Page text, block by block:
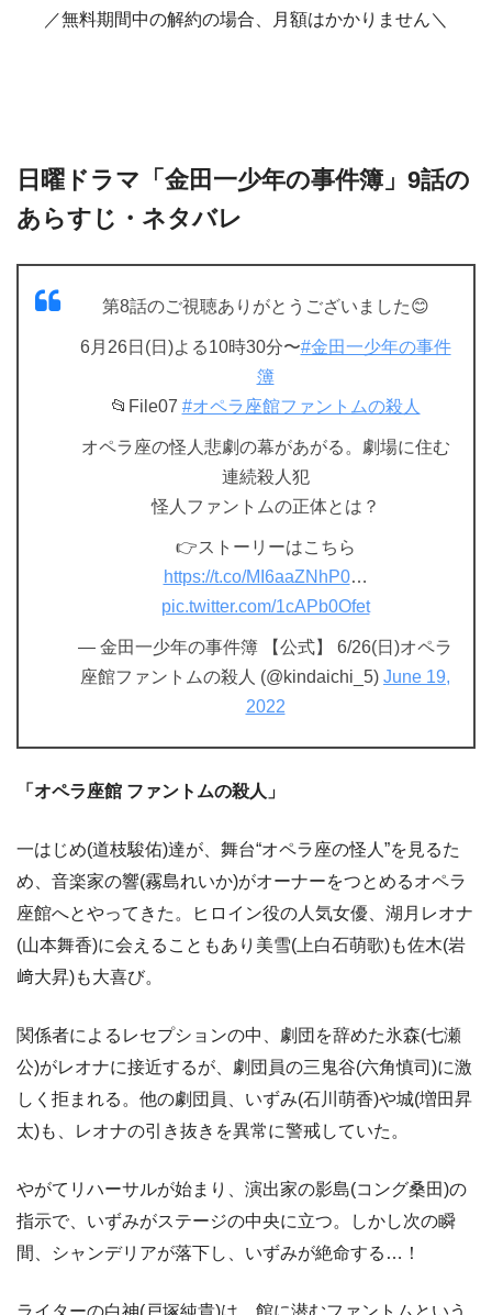
／無料期間中の解約の場合、月額はかかりません＼
日曜ドラマ「金田一少年の事件簿」9話の
あらすじ・ネタバレ
第8話のご視聴ありがとうございました😊
6月26日(日)よる10時30分〜#金田一少年の事件
簿
📂File07 #オペラ座館ファントムの殺人
オペラ座の怪人悲劇の幕があがる。劇場に住む
連続殺人犯
怪人ファントムの正体とは？
👉ストーリーはこちら
https://t.co/MI6aaZNhP0…
pic.twitter.com/1cAPb0Ofet
— 金田一少年の事件簿 【公式】 6/26(日)オペラ
座館ファントムの殺人 (@kindaichi_5) June 19,
2022
「オペラ座館 ファントムの殺人」
一はじめ(道枝駿佑)達が、舞台“オペラ座の怪人”を見るた
め、音楽家の響(霧島れいか)がオーナーをつとめるオペラ
座館へとやってきた。ヒロイン役の人気女優、湖月レオナ
(山本舞香)に会えることもあり美雪(上白石萌歌)も佐木(岩
﨑大昇)も大喜び。
関係者によるレセプションの中、劇団を辞めた氷森(七瀬
公)がレオナに接近するが、劇団員の三鬼谷(六角慎司)に激
しく拒まれる。他の劇団員、いずみ(石川萌香)や城(増田昇
太)も、レオナの引き抜きを異常に警戒していた。
やがてリハーサルが始まり、演出家の影島(コング桑田)の
指示で、いずみがステージの中央に立つ。しかし次の瞬
間、シャンデリアが落下し、いずみが絶命する…！
ライターの白神(戸塚純貴)は、館に潜むファントムという